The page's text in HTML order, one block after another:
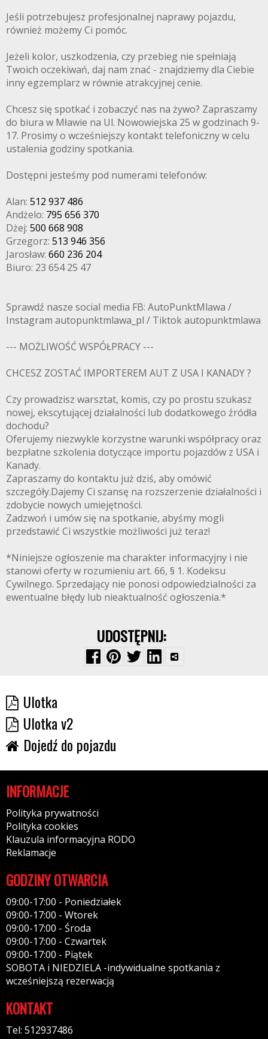
Jeśli potrzebujesz profesjonalnej naprawy pojazdu,
również możemy Ci pomóc.
Jeżeli kolor, uszkodzenia, czy przebieg nie spełniają
Twoich oczekiwań, daj nam znać - znajdziemy dla Ciebie
inny egzemplarz w równie atrakcyjnej cenie.
Chcesz się spotkać i zobaczyć nas na żywo? Zapraszamy
do biura w Mławie na Ul. Nowowiejska 25 w godzinach 9-
17. Prosimy o wcześniejszy kontakt telefoniczny w celu
ustalenia godziny spotkania.
Dostępni jesteśmy pod numerami telefonów:
Alan: 512 937 486
Andżelo: 795 656 370
Dżej: 500 668 908
Grzegorz: 513 946 356
Jarosław: 660 236 204
Biuro: 23 654 25 47
Sprawdź nasze social media FB: AutoPunktMlawa /
Instagram autopunktmlawa_pl / Tiktok autopunktmlawa
--- MOŻLIWOŚĆ WSPÓŁPRACY ---
CHCESZ ZOSTAĆ IMPORTEREM AUT Z USA I KANADY ?
Czy prowadzisz warsztat, komis, czy po prostu szukasz
nowej, ekscytującej działalności lub dodatkowego źródła
dochodu?
Oferujemy niezwykle korzystne warunki współpracy oraz
bezpłatne szkolenia dotyczące importu pojazdów z USA i
Kanady.
Zapraszamy do kontaktu już dziś, aby omówić
szczegóły.Dajemy Ci szansę na rozszerzenie działalności i
zdobycie nowych umiejętności.
Zadzwoń i umów się na spotkanie, abyśmy mogli
przedstawić Ci wszystkie możliwości już teraz!
*Niniejsze ogłoszenie ma charakter informacyjny i nie
stanowi oferty w rozumieniu art. 66, § 1. Kodeksu
Cywilnego. Sprzedający nie ponosi odpowiedzialności za
ewentualne błędy lub nieaktualność ogłoszenia.*
UDOSTĘPNIJ:
Ulotka
Ulotka v2
Dojedź do pojazdu
INFORMACJE
Polityka prywatności
Polityka cookies
Klauzula informacyjna RODO
Reklamacje
GODZINY OTWARCIA
09:00-17:00 - Poniedziałek
09:00-17:00 - Wtorek
09:00-17:00 - Środa
09:00-17:00 - Czwartek
09:00-17:00 - Piątek
SOBOTA i NIEDZIELA -indywidualne spotkania z
wcześniejszą rezerwacją
KONTAKT
Tel: 512937486